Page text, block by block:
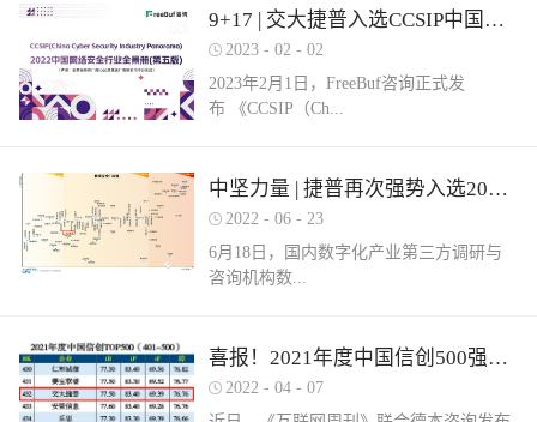
正复为奇：网络安全服务市场洞察报告》
（以下简称《报告》）。嘶吼安全产业研
六部分，即安全运营、安全集成、安全实
战、安全培训、安全咨询和安全保险。其
市场对捷普安全服务实力的高度认可。根
据嘶吼安全产业研究院自主调研的解决网
络安全集成需求数据显示：只有17%的参
与调研的企业可以提供此类需求的服务。
捷普安全集成服务不仅拥有多个省级信创
络安全需求。同时，捷普具备从业多年的
信息安全专业人才，具备专业的安全技术
服务团队，拥有CISSP、CCIE等资质，对
9+17 | 交大捷普入选CCSIP中国网络安全行业全景册（第五版）多项细分领域！
2023 - 02 - 02
2023年2月1日，FreeBuf咨询正式发
布 《CCSIP（Ch...
ina Cyber Security Panorama）2022 中国网
络安全行业全景册（第五版）》。捷普此
“主机防病毒”、“上网行为管理”、“抗
DDOS”、“SD-WAN”、“云WAF”、“网页防
全”、“NTA/NDR”、“SOC”、“SIEM”、“风
险及脆弱性管理”、“工业防火墙”和“工业
网络隔离系统/网闸”。捷普作为国内领先
中坚力量 | 捷普再次强势入选2022中国网络安全企业全国100强！
2022 - 06 - 23
6月18日，国内数字化产业第三方调研与
咨询机构数...
世咨询正式发布《2022年中国数字安全百
强报告》（以下简称百强报告）。百强报
喜报！2021年度中国信创500强榜单发布，捷普强势入围！
2022 - 04 - 07